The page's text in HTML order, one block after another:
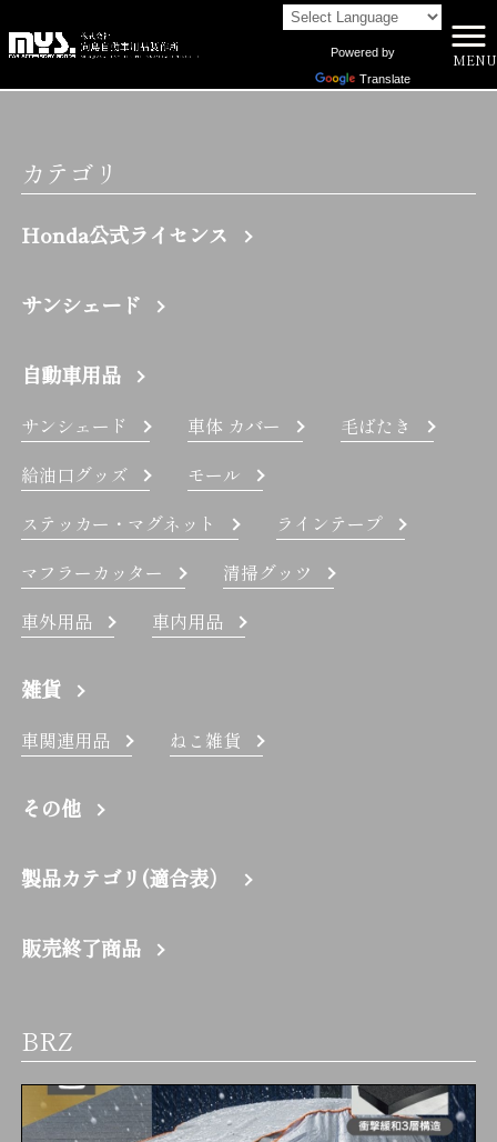
Powered by
Translate
MENU
BRZ | 株式会社向島自動車用品製作所
カテゴリ
Honda公式ライセンス
サンシェード
自動車用品
サンシェード 車体 カバー
毛ばたき
給油口グッズ
モール
ステッカー・マグネット
ラインテープ
マフラーカッター
清掃グッツ
車外用品
車内用品
雑貨
車関連用品 ねこ雑貨
その他
製品カテゴリ(適合表）
販売終了商品
BRZ